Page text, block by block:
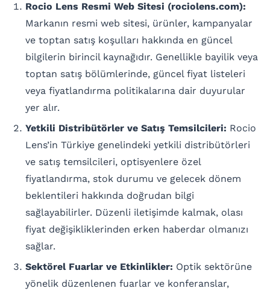
Rocio Lens Resmi Web Sitesi (rociolens.com):
Markanın resmi web sitesi, ürünler, kampanyalar
ve toptan satış koşulları hakkında en güncel
bilgilerin birincil kaynağıdır. Genellikle bayilik veya
toptan satış bölümlerinde, güncel fiyat listeleri
veya fiyatlandırma politikalarına dair duyurular
yer alır.
Yetkili Distribütörler ve Satış Temsilcileri: Rocio
Lens’in Türkiye genelindeki yetkili distribütörleri
ve satış temsilcileri, optisyenlere özel
fiyatlandırma, stok durumu ve gelecek dönem
beklentileri hakkında doğrudan bilgi
sağlayabilirler. Düzenli iletişimde kalmak, olası
fiyat değişikliklerinden erken haberdar olmanızı
sağlar.
Sektörel Fuarlar ve Etkinlikler: Optik sektörüne
yönelik düzenlenen fuarlar ve konferanslar,